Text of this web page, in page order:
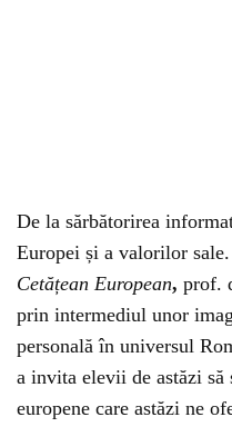
De la sărbătorirea
Europei și a valorilor
Cetățean European, prof.
prin intermediul unor
personală în universul
a invita elevii de astăzi
europene care astăzi ne